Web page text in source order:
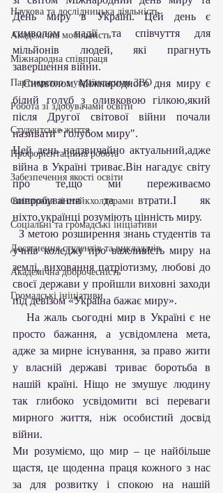
Наукова та дослідницька діяльність
Академічна мобільність
Міжнародна співпраця
Партнерство з українськими ЗВО
Робота зі здобувачами освіти
Студентське життя
Профорієнтаційна робота
Забезпечення якості освіти
Співпраця зі стейкхолдерами
Соціальні та громадські ініціативи
Досягнення студентів та викладачів
Академічна доброчесність
Громадські ініціативи
День миру в Україні. Цей день є
символом надії та співчуття для
мільйонів людей, які прагнуть
завершення війни.
  Символом Міжнародного дня миру є
білий голуб з оливковою гілкою,який
після Другої світової війни почали
називати "голубом миру".
Цей день надзвичайно актуальний,адже
війна в Україні триває.Він нагадує світу
про те,що ми переживаємо
випробування та втрати.І як
ніхто,українці розуміють цінність миру.
З метою розширення знань студентів та
учнів коледжу про важливість миру на
землі, виховання патріотизму, любові до
своєї держави у пройшли виховні заходи
під девізом «Україна бажає миру».
На жаль сьогодні мир в Україні є не
просто бажання, а усвідомлена мета,
адже за мирне існування, за право жити
у власній державі триває боротьба в
нашій країні. Ніщо не змушує людину
так глибоко усвідомити всі переваги
мирного життя, ніж особистий досвід
війни.
Ми розуміємо, що мир – це найбільше
щастя, це щоденна праця кожного з нас
за для розвитку і спокою на нашій